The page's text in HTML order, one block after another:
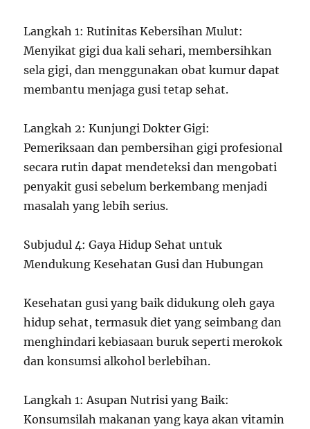
Langkah 1: Rutinitas Kebersihan Mulut:
Menyikat gigi dua kali sehari, membersihkan
sela gigi, dan menggunakan obat kumur dapat
membantu menjaga gusi tetap sehat.
Langkah 2: Kunjungi Dokter Gigi:
Pemeriksaan dan pembersihan gigi profesional
secara rutin dapat mendeteksi dan mengobati
penyakit gusi sebelum berkembang menjadi
masalah yang lebih serius.
Subjudul 4: Gaya Hidup Sehat untuk
Mendukung Kesehatan Gusi dan Hubungan
Kesehatan gusi yang baik didukung oleh gaya
hidup sehat, termasuk diet yang seimbang dan
menghindari kebiasaan buruk seperti merokok
dan konsumsi alkohol berlebihan.
Langkah 1: Asupan Nutrisi yang Baik:
Konsumsilah makanan yang kaya akan vitamin